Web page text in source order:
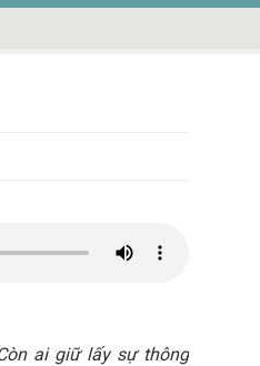
ai giữ lấy sự thông